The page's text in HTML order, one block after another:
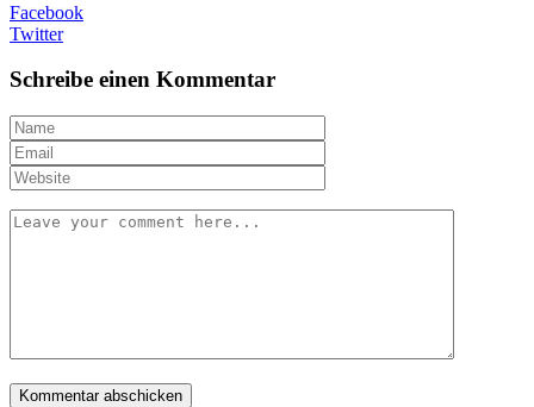
Facebook
Twitter
Schreibe einen Kommentar
Name*
Email
Website
Your